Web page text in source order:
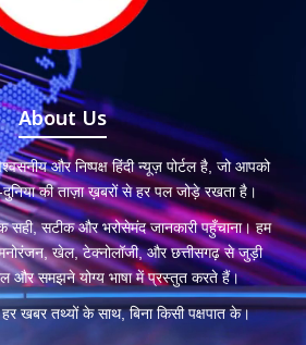
About Us
और निष्पक्ष हिंदी न्यूज़ पोर्टल है, जो आपको
की ताज़ा ख़बरों से हर पल जोड़े रखता है।
सही, सटीक और भरोसेमंद जानकारी पहुँचाना। हम
मनोरंजन, खेल, टेक्नोलॉजी, और छत्तीसगढ़ से जुड़ी
और समझने योग्य भाषा में प्रस्तुत करते हैं।
खबर तथ्यों के साथ, बिना किसी पक्षपात के।